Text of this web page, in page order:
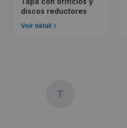
discos reductores
Voir détail
T